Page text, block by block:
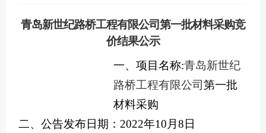
青岛新世纪路桥工程有限公司第一批材料采购竞
价结果公示
一、项目名称:青岛新世纪
路桥工程有限公司第一批
材料采购
二、公告发布日期： 2022年10 月8日